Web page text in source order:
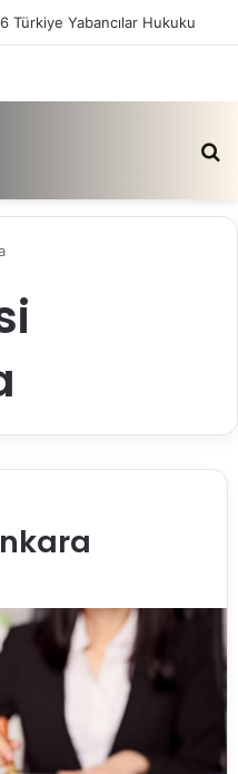
Türkiye Yabancılar Hukuku